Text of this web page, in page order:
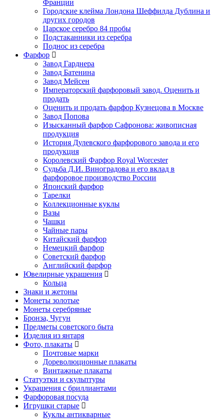
Франции
Городские клейма Лондона Шеффилда Дублина и
других городов
Царское серебро 84 пробы
Подстаканники из серебра
Поднос из серебра
Фарфор
Завод Гарднера
Завод Батенина
Завод Мейсен
Императорский фарфоровый завод. Оценить и
продать
Оценить и продать фарфор Кузнецова в Москве
Завод Попова
Изысканный фарфор Сафронова: живописная
продукция
История Дулевского фарфорового завода и его
продукция
Королевский Фарфор Royal Worcester
Судьба Д.И. Виноградова и его вклад в
фарфоровое производство России
Японский фарфор
Тарелки
Коллекционные куклы
Вазы
Чашки
Чайные пары
Китайский фарфор
Немецкий фарфор
Советский фарфор
Английский фарфор
Ювелирные украшения
Кольца
Знаки и жетоны
Монеты золотые
Монеты серебряные
Бронза, Чугун
Предметы советского быта
Изделия из янтаря
Фото, плакаты
Почтовые марки
Дореволюционные плакаты
Винтажные плакаты
Статуэтки и скульптуры
Украшения с бриллиантами
Фарфоровая посуда
Игрушки старые
Куклы антикварные